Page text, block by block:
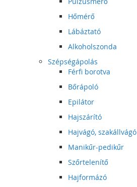
Hőmérő
Lábáztató
Alkoholszonda
Szépségápolás
Férfi borotva
Bőrápoló
Epilátor
Hajszárító
Hajvágó, szakállvágó
Manikűr-pedikűr
Szőrtelenítő
Hajformázó